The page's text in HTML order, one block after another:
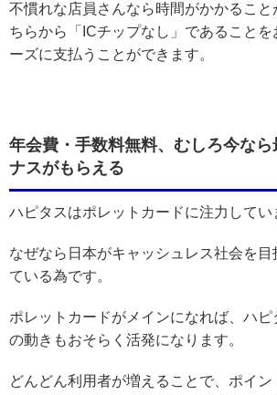
不慣れな店員さんなら時間がかかること
ちらから「ICチップなし」であることを
ーズに支払うことができます。
年会費・手数料無料、むしろ今な
ナスがもらえる
ハピタスはポレットカードに注力してい
なぜなら日本がキャッシュレス社会を目
ている為です。
ポレットカードがメインになれば、ハピ
の動きもおそらく活発になります。
どんどん利用者が増えることで、ポイ